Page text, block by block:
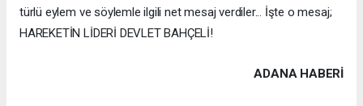
türlü eylem ve söylemle ilgili net mesaj verdiler... İşte o mesaj;
HAREKETİN LİDERİ DEVLET BAHÇELİ!
ADANA HABERİ